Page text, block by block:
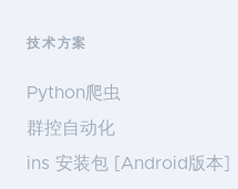
技术方案
Python爬虫
群控自动化
ins 安装包 [Android版本]